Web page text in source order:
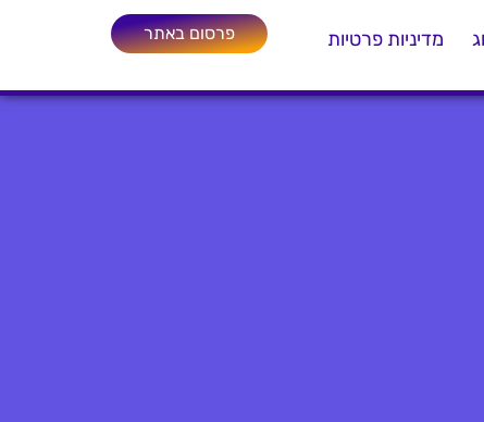
מדיניות פרטיות פרסום באתר